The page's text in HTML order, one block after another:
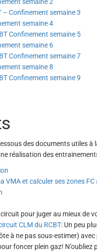
– Confinement semaine 3
semaine 4
Confinement semaine 5
semaine 6
Confinement semaine 7
semaine 8
Confinement semaine 9
des documents utiles à
réalisation des
VMA et calculer ses zones FC
circuit pour juger au mieux de
CLM du RCBT: Un peu
à ne pas sous-estimer) avec
foncer plein gaz! N’oubliez